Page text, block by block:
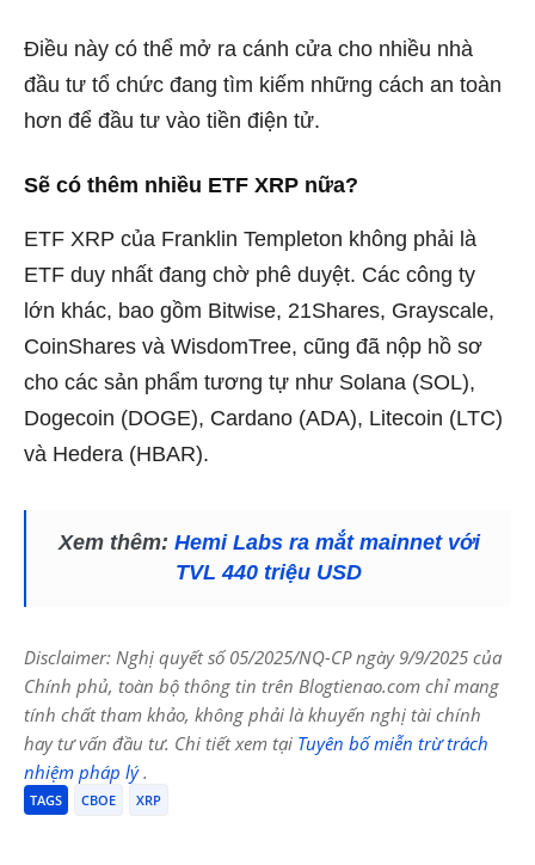
Điều này có thể mở ra cánh cửa cho nhiều nhà
đầu tư tổ chức đang tìm kiếm những cách an toàn
hơn để đầu tư vào tiền điện tử.
Sẽ có thêm nhiều ETF XRP nữa?
ETF XRP của Franklin Templeton không phải là
ETF duy nhất đang chờ phê duyệt. Các công ty
lớn khác, bao gồm Bitwise, 21Shares, Grayscale,
CoinShares và WisdomTree, cũng đã nộp hồ sơ
cho các sản phẩm tương tự như Solana (SOL),
Dogecoin (DOGE), Cardano (ADA), Litecoin (LTC)
và Hedera (HBAR).
Xem thêm: Hemi Labs ra mắt mainnet với
TVL 440 triệu USD
Disclaimer: Nghị quyết số 05/2025/NQ-CP ngày 9/9/2025 của
Chính phủ, toàn bộ thông tin trên Blogtienao.com chỉ mang
tính chất tham khảo, không phải là khuyến nghị tài chính
hay tư vấn đầu tư. Chi tiết xem tại Tuyên bố miễn trừ trách
nhiệm pháp lý.
TAGS CBOE XRP